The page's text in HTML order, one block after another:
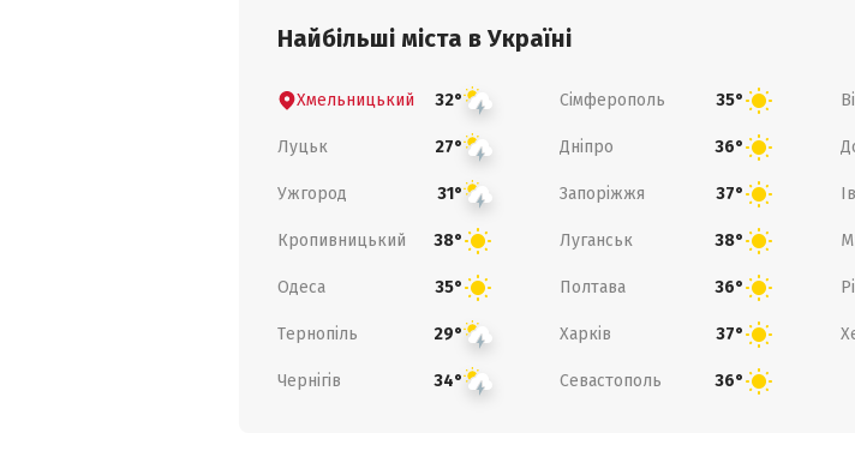
Найбільші міста в Україні
Хмельницький 32° Сімферополь 35°
Луцьк 27° Дніпро 36°
Ужгород 31° Запоріжжя 37°
Кропивницький 38° Луганськ 38°
Одеса 35° Полтава 36°
Тернопіль 29° Харків 37°
Чернігів 34° Севастополь 36°